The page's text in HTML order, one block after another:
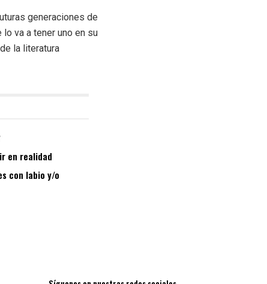
generaciones de
va a tener uno en su
la literatura
en realidad
con labio y/o